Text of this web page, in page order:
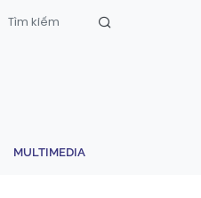
MULTIMEDIA